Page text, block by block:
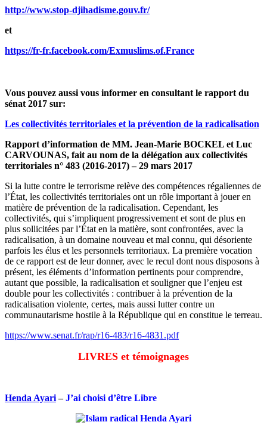
http://www.stop-djihadisme.gouv.fr/
et
https://fr-fr.facebook.com/Exmuslims.of.France
Vous pouvez aussi vous informer en consultant le rapport du
sénat 2017 sur:
Les collectivités territoriales et la prévention de la radicalisation
Rapport d’information de MM. Jean-Marie BOCKEL et Luc
CARVOUNAS, fait au nom de la délégation aux collectivités
territoriales n° 483 (2016-2017) – 29 mars 2017
Si la lutte contre le terrorisme relève des compétences régaliennes de
l’État, les collectivités territoriales ont un rôle important à jouer en
matière de prévention de la radicalisation. Cependant, les
collectivités, qui s’impliquent progressivement et sont de plus en
plus sollicitées par l’État en la matière, sont confrontées, avec la
radicalisation, à un domaine nouveau et mal connu, qui désoriente
parfois les élus et les personnels territoriaux. La première vocation
de ce rapport est de leur donner, avec le recul dont nous disposons à
présent, les éléments d’information pertinents pour comprendre,
autant que possible, la radicalisation et souligner que l’enjeu est
double pour les collectivités : contribuer à la prévention de la
radicalisation violente, certes, mais aussi lutter contre un
communautarisme hostile à la République qui en constitue le terreau.
https://www.senat.fr/rap/r16-483/r16-4831.pdf
LIVRES et témoignages
Henda Ayari–J’ai choisi d’être Libre